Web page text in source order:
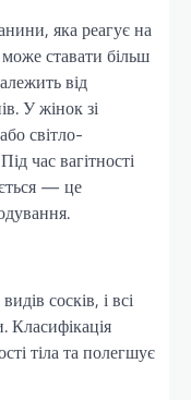
яка реагує на
ставати більш
від
У жінок зі
світло-
час вагітності
— це
сосків, і всі
Класифікація
тіла та полегшує